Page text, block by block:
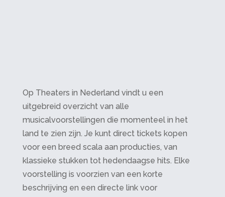
Op Theaters in Nederland vindt u een
uitgebreid overzicht van alle
musicalvoorstellingen die momenteel in het
land te zien zijn. Je kunt direct tickets kopen
voor een breed scala aan producties, van
klassieke stukken tot hedendaagse hits. Elke
voorstelling is voorzien van een korte
beschrijving en een directe link voor